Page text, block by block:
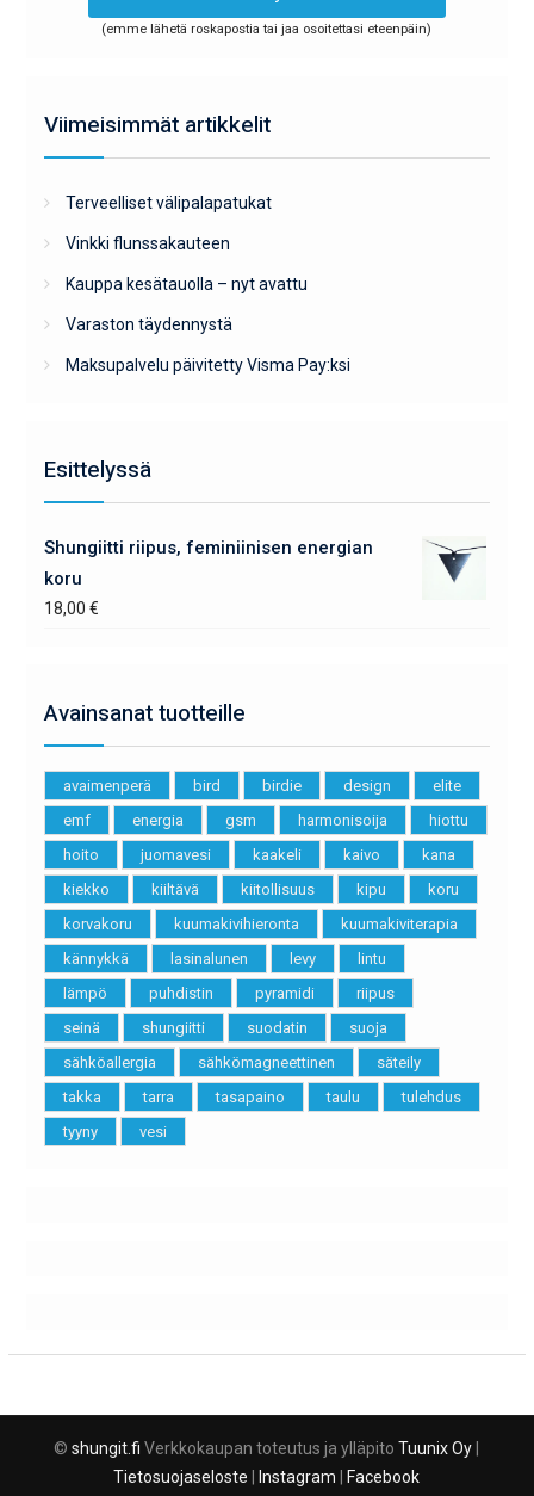
(emme lähetä roskapostia tai jaa osoitettasi eteenpäin)
Viimeisimmät artikkelit
Terveelliset välipalapatukat
Vinkki flunssakauteen
Kauppa kesätauolla – nyt avattu
Varaston täydennystä
Maksupalvelu päivitetty Visma Pay:ksi
Esittelyssä
Shungiitti riipus, feminiinisen energian
koru
18,00 €
Avainsanat tuotteille
avaimenperä bird birdie design
elite
emf
energia gsm harmonisoija
hiottu
hoito
juomavesi kaakeli kaivo
kana
kiekko
kiiltävä kiitollisuus kipu
koru
korvakoru
kuumakivihieronta
kuumakiviterapia
kännykkä
lasinalunen levy
lintu
lämpö
puhdistin pyramidi
riipus
seinä
shungiitti suodatin
suoja
sähköallergia
sähkömagneettinen
säteily
takka
tarra tasapaino taulu
tulehdus
tyyny
vesi
©shungit.fi Verkkokaupan toteutus ja ylläpitoTuunix Oy
Tietosuojaseloste
Instagram Facebook